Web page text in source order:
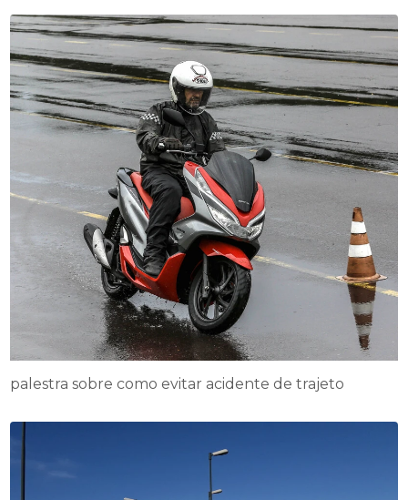
palestra sobre como evitar acidente de trajeto